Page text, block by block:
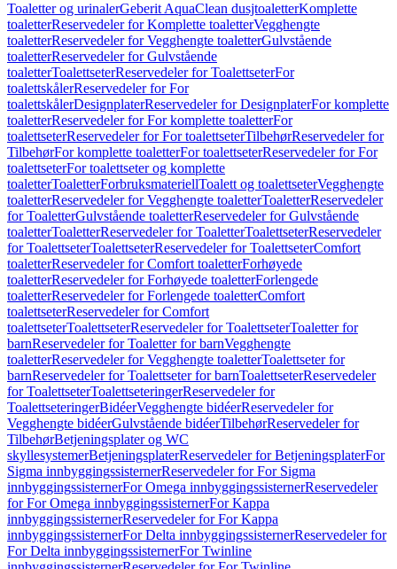
Toaletter og urinalerGeberit AquaClean dusjtoaletterKomplette
toaletterReservedeler for Komplette toaletterVegghengte
toaletterReservedeler for Vegghengte toaletterGulvstående
toaletterReservedeler for Gulvstående
toaletterToalettseterReservedeler for ToalettseterFor
toalettskålerReservedeler for For
toalettskålerDesignplaterReservedeler for DesignplaterFor komplette
toaletterReservedeler for For komplette toaletterFor
toalettseterReservedeler for For toalettseterTilbehørReservedeler for
TilbehørFor komplette toaletterFor toalettseterReservedeler for For
toalettseterFor toalettseter og komplette
toaletterToaletterForbruksmateriellToalett og toalettseterVegghengte
toaletterReservedeler for Vegghengte toaletterToaletterReservedeler
for ToaletterGulvstående toaletterReservedeler for Gulvstående
toaletterToaletterReservedeler for ToaletterToalettseterReservedeler
for ToalettseterToalettseterReservedeler for ToalettseterComfort
toaletterReservedeler for Comfort toaletterForhøyede
toaletterReservedeler for Forhøyede toaletterForlengede
toaletterReservedeler for Forlengede toaletterComfort
toalettseterReservedeler for Comfort
toalettseterToalettseterReservedeler for ToalettseterToaletter for
barnReservedeler for Toaletter for barnVegghengte
toaletterReservedeler for Vegghengte toaletterToalettseter for
barnReservedeler for Toalettseter for barnToalettseterReservedeler
for ToalettseterToalettseteringerReservedeler for
ToalettseteringerBidéerVegghengte bidéerReservedeler for
Vegghengte bidéerGulvstående bidéerTilbehørReservedeler for
TilbehørBetjeningsplater og WC
skyllesystemerBetjeningsplaterReservedeler for BetjeningsplaterFor
Sigma innbyggingssisternerReservedeler for For Sigma
innbyggingssisternerFor Omega innbyggingssisternerReservedeler
for For Omega innbyggingssisternerFor Kappa
innbyggingssisternerReservedeler for For Kappa
innbyggingssisternerFor Delta innbyggingssisternerReservedeler for
For Delta innbyggingssisternerFor Twinline